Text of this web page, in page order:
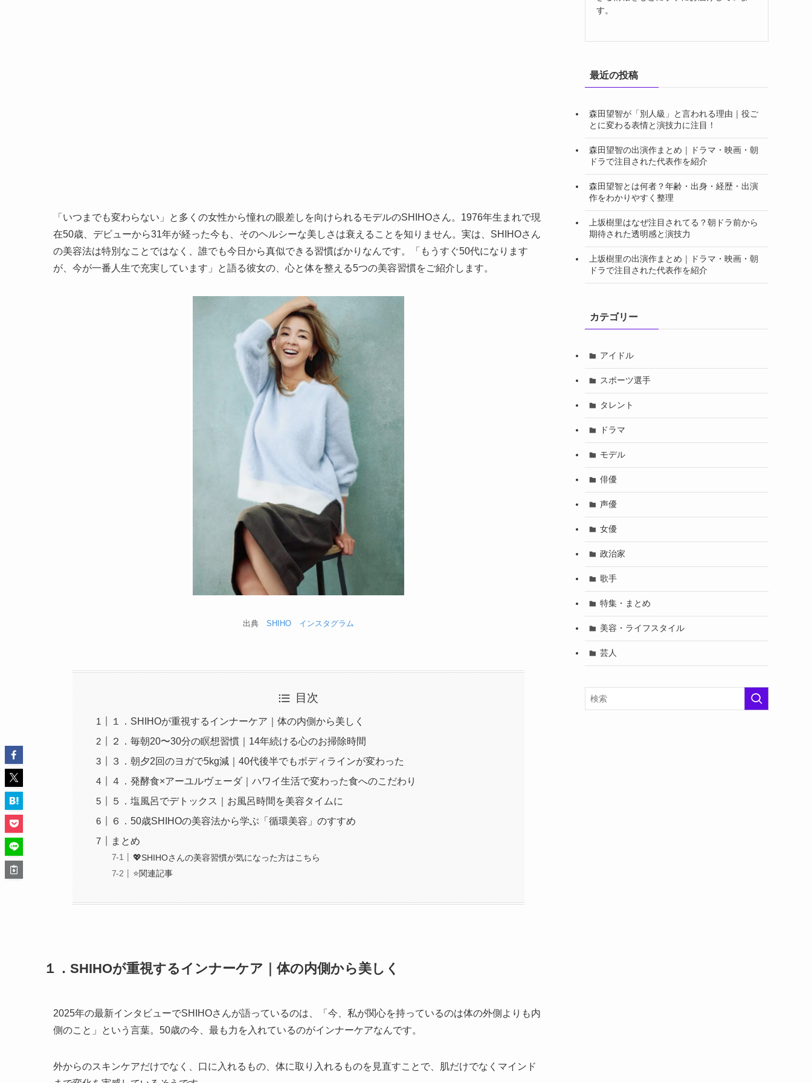
「いつまでも変わらない」と多くの女性から憧れの眼差しを向けられるモデルのSHIHOさん。1976年生まれで現
在50歳、デビューから31年が経った今も、そのヘルシーな美しさは衰えることを知りません。実は、SHIHOさん
の美容法は特別なことではなく、誰でも今日から真似できる習慣ばかりなんです。「もうすぐ50代になります
が、今が一番人生で充実しています」と語る彼女の、心と体を整える5つの美容習慣をご紹介します。
出典 SHIHO インスタグラム
目次
１．SHIHOが重視するインナーケア｜体の内側から美しく
２．毎朝20〜30分の瞑想習慣｜14年続ける心のお掃除時間
３．朝夕2回のヨガで5kg減｜40代後半でもボディラインが変わった
４．発酵食×アーユルヴェーダ｜ハワイ生活で変わった食へのこだわり
５．塩風呂でデトックス｜お風呂時間を美容タイムに
６．50歳SHIHOの美容法から学ぶ「循環美容」のすすめ
まとめ
💖SHIHOさんの美容習慣が気になった方はこちら
⭐関連記事
１．SHIHOが重視するインナーケア｜体の内側から美しく
2025年の最新インタビューでSHIHOさんが語っているのは、「今、私が関心を持っているのは体の外側よりも内
側のこと」という言葉。50歳の今、最も力を入れているのがインナーケアなんです。
外からのスキンケアだけでなく、口に入れるもの、体に取り入れるものを見直すことで、肌だけでなくマインド
す。
最近の投稿
森田望智が「別人級」と言われる理由｜役ご
とに変わる表情と演技力に注目！
森田望智の出演作まとめ｜ドラマ・映画・朝
ドラで注目された代表作を紹介
森田望智とは何者？年齢・出身・経歴・出演
作をわかりやすく整理
上坂樹里はなぜ注目されてる？朝ドラ前から
期待された透明感と演技力
上坂樹里の出演作まとめ｜ドラマ・映画・朝
ドラで注目された代表作を紹介
カテゴリー
アイドル
スポーツ選手
タレント
ドラマ
モデル
俳優
声優
女優
政治家
歌手
特集・まとめ
美容・ライフスタイル
芸人